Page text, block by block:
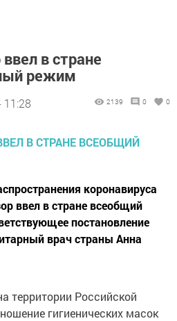
в стране
режим
11:28 2139 0 0
коронавируса
ввел в стране всеобщий
постановление
врач страны Анна
территории Российской
гигиенических масок